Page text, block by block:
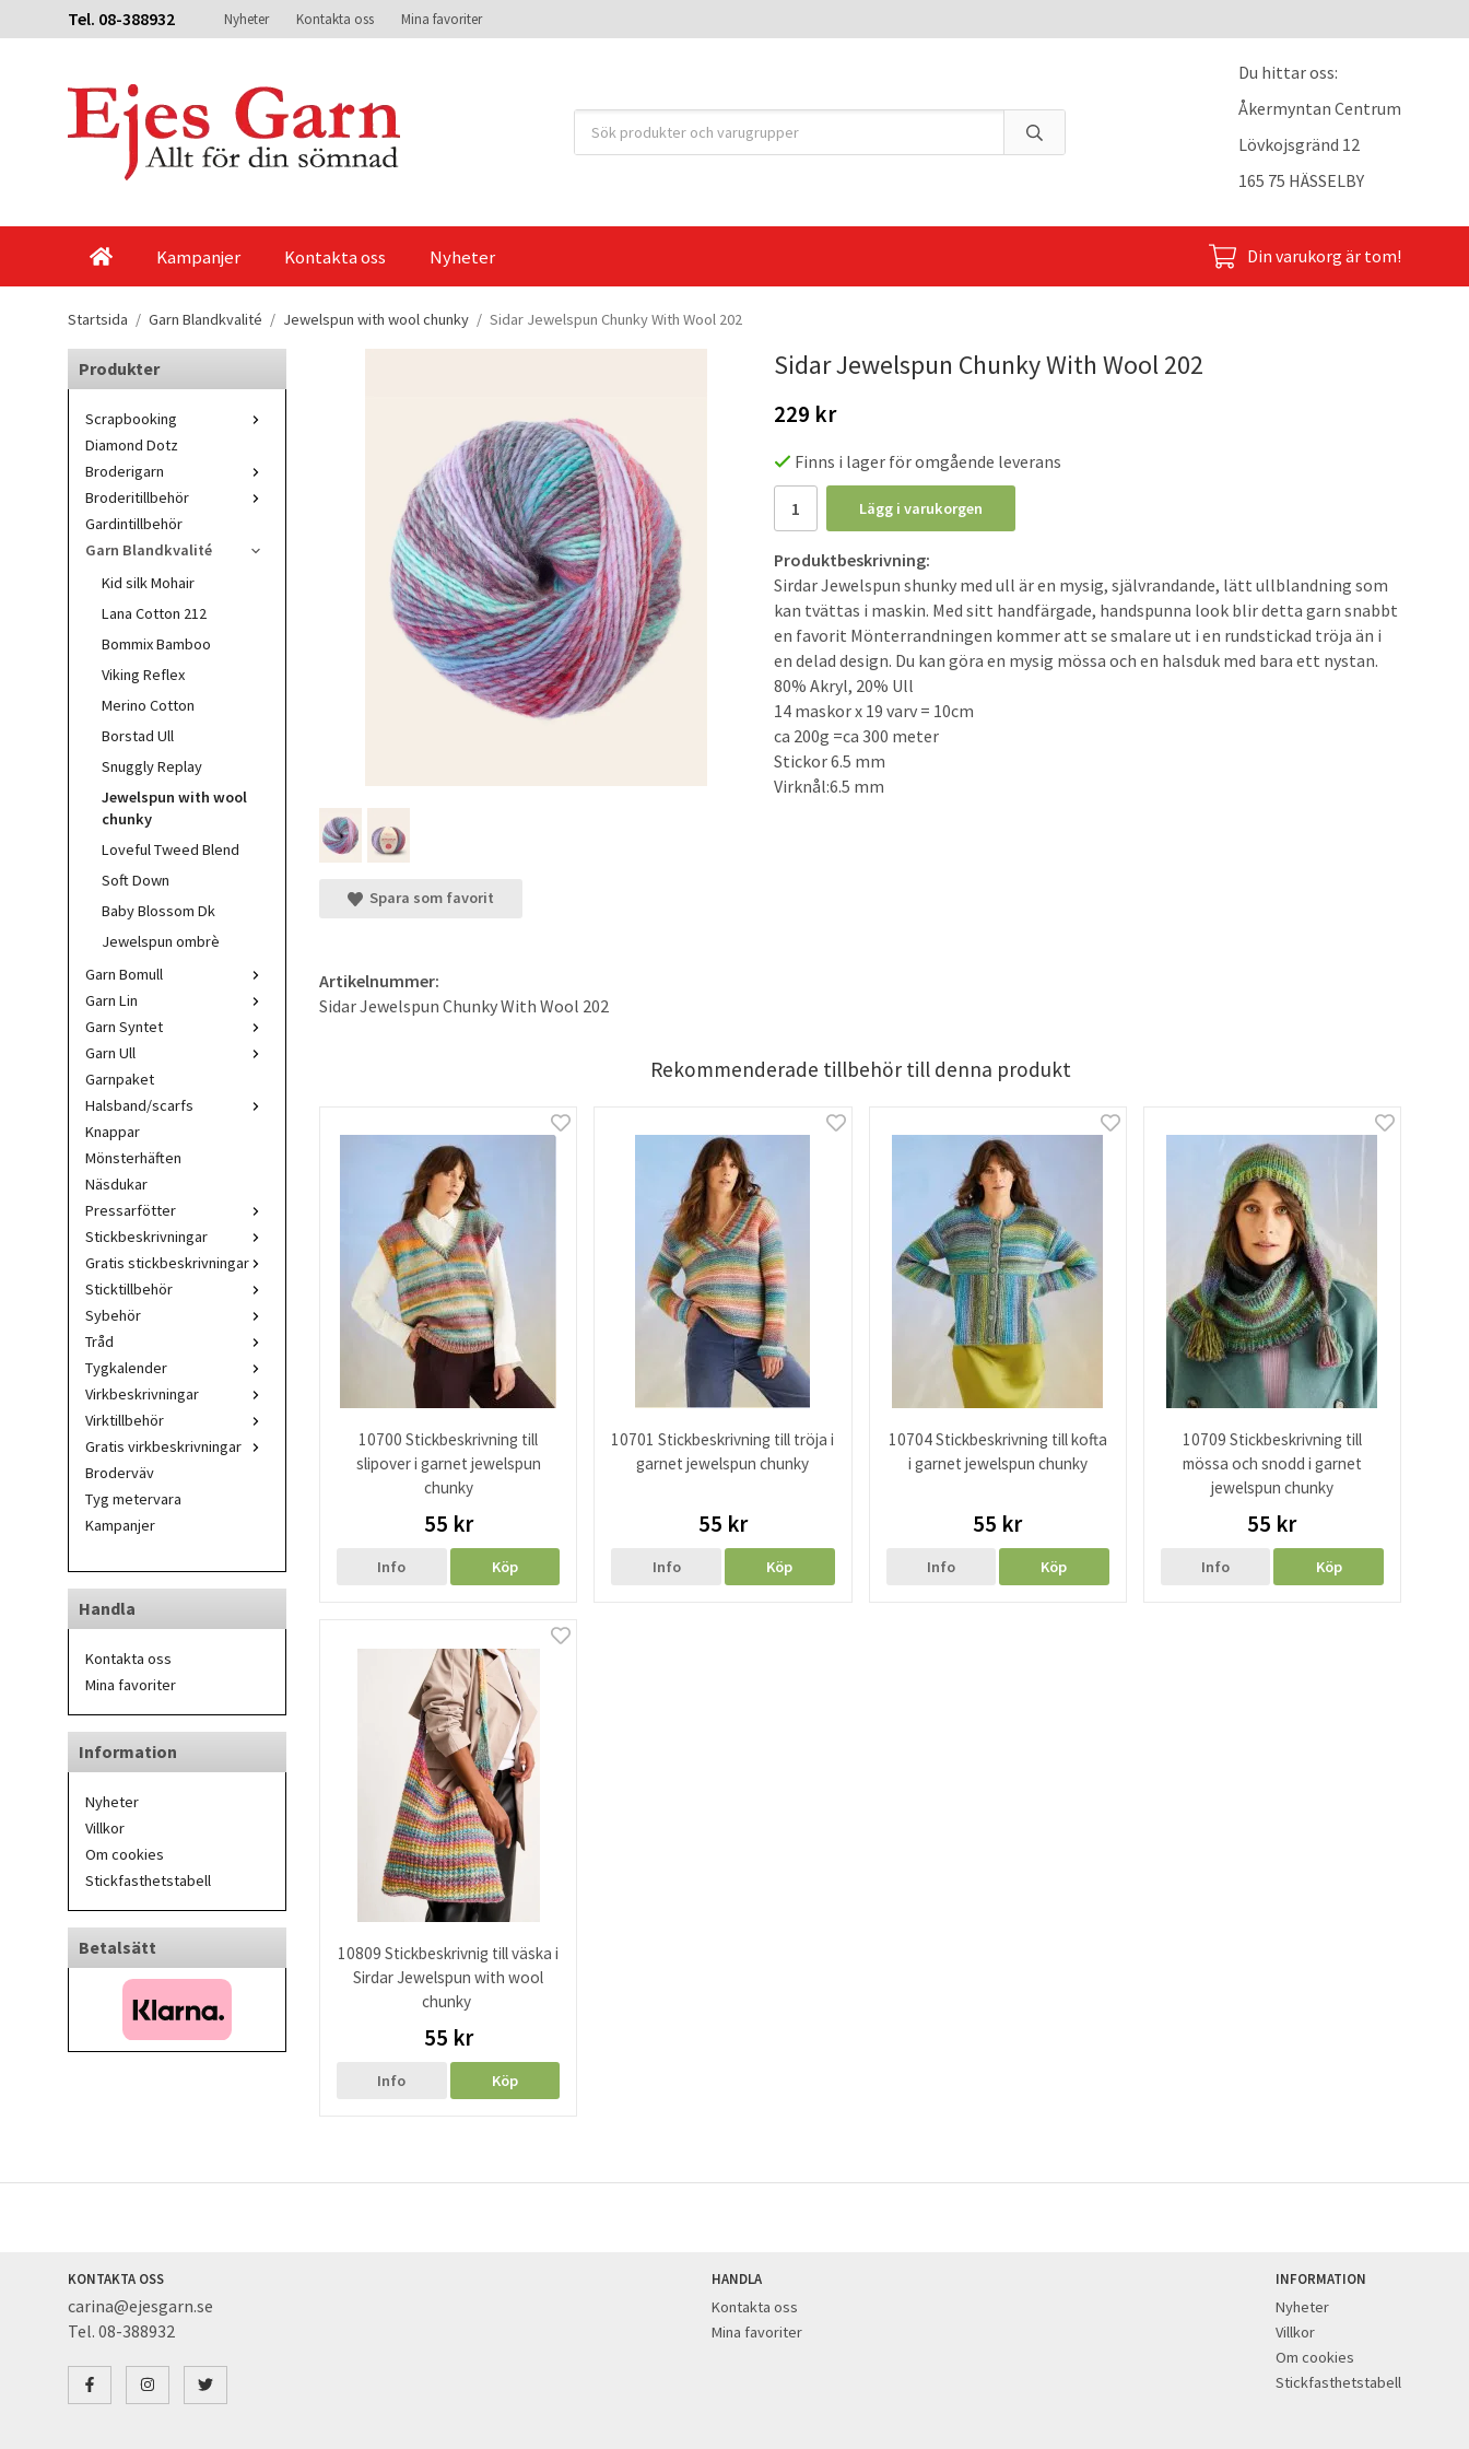
Tel. 08-388932 Nyheter Kontakta oss Mina favoriter
Du hittar oss:
Åkermyntan Centrum
Lövkojsgränd 12
165 75 HÄSSELBY
Kampanjer Kontakta oss Nyheter Din varukorg är tom!
Startsida / Garn Blandkvalité / Jewelspun with wool chunky / Sidar Jewelspun Chunky With Wool 202
Produkter
Scrapbooking
Diamond Dotz
Broderigarn
Broderitillbehör
Gardintillbehör
Garn Blandkvalité
Kid silk Mohair
Lana Cotton 212
Bommix Bamboo
Viking Reflex
Merino Cotton
Borstad Ull
Snuggly Replay
Jewelspun with wool
chunky
Loveful Tweed Blend
Soft Down
Baby Blossom Dk
Jewelspun ombrè
Garn Bomull
Garn Lin
Garn Syntet
Garn Ull
Garnpaket
Halsband/scarfs
Knappar
Mönsterhäften
Näsdukar
Pressarfötter
Stickbeskrivningar
Gratis stickbeskrivningar
Sticktillbehör
Sybehör
Tråd
Tygkalender
Virkbeskrivningar
Virktillbehör
Gratis virkbeskrivningar
Broderväv
Tyg metervara
Kampanjer
Handla
Kontakta oss
Mina favoriter
Information
Nyheter
Villkor
Om cookies
Stickfasthetstabell
Betalsätt
Sidar Jewelspun Chunky With Wool 202
229 kr
Finns i lager för omgående leverans
Lägg i varukorgen
Produktbeskrivning:
Sirdar Jewelspun shunky med ull är en mysig, självrandande, lätt ullblandning som
kan tvättas i maskin. Med sitt handfärgade, handspunna look blir detta garn snabbt
en favorit Mönterrandningen kommer att se smalare ut i en rundstickad tröja än i
en delad design. Du kan göra en mysig mössa och en halsduk med bara ett nystan.
80% Akryl, 20% Ull
14 maskor x 19 varv = 10cm
ca 200g =ca 300 meter
Stickor 6.5 mm
Virknål:6.5 mm
Spara som favorit
Artikelnummer:
Sidar Jewelspun Chunky With Wool 202
Rekommenderade tillbehör till denna produkt
10700 Stickbeskrivning till
slipover i garnet jewelspun
chunky
55 kr
Info Köp
10701 Stickbeskrivning till tröja i
garnet jewelspun chunky
55 kr
Info Köp
10704 Stickbeskrivning till kofta
i garnet jewelspun chunky
55 kr
Info Köp
10709 Stickbeskrivning till
mössa och snodd i garnet
jewelspun chunky
55 kr
Info Köp
10809 Stickbeskrivnig till väska i
Sirdar Jewelspun with wool
chunky
55 kr
Info Köp
KONTAKTA OSS
carina@ejesgarn.se
Tel. 08-388932
HANDLA
Kontakta oss
Mina favoriter
INFORMATION
Nyheter
Villkor
Om cookies
Stickfasthetstabell